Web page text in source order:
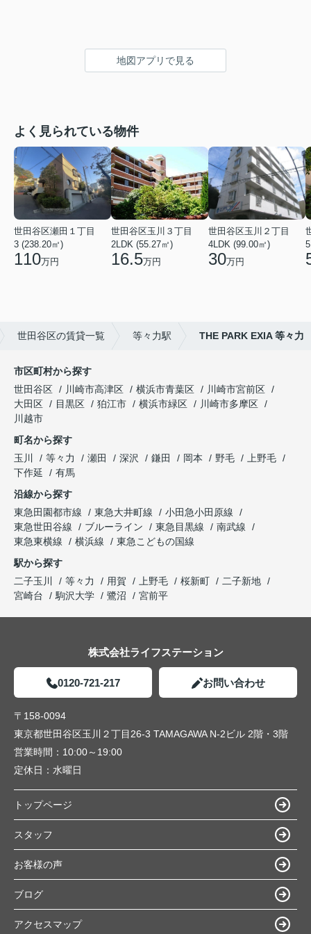
地図アプリで見る
よく見られている物件
世田谷区瀬田１丁目
3 (238.20㎡)
110万円
世田谷区玉川３丁目
2LDK (55.27㎡)
16.5万円
世田谷区玉川２丁目
4LDK (99.00㎡)
30万円
世田谷区の賃貸一覧 等々力駅 THE PARK EXIA 等々力
市区町村から探す
世田谷区
川崎市高津区 横浜市青葉区
川崎市宮前区
大田区
目黒区 狛江市 横浜市緑区
川崎市多摩区
川越市
町名から探す
玉川
等々力 瀬田 深沢 鎌田 岡本 野毛
上野毛
下作延
有馬
沿線から探す
東急田園都市線
東急大井町線
小田急小田原線
東急世田谷線
ブルーライン 東急目黒線
南武線
東急東横線
横浜線
東急こどもの国線
駅から探す
二子玉川
等々力 用賀 上野毛 桜新町
二子新地
宮崎台
駒沢大学 鷺沼 宮前平
株式会社ライフステーション
0120-721-217 お問い合わせ
〒158-0094
東京都世田谷区玉川２丁目26-3 TAMAGAWA N-2ビル 2階・3階
営業時間： 10:00～19:00
定休日： 水曜日
トップページ
スタッフ
お客様の声
ブログ
アクセスマップ